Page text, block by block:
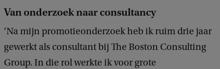
Van onderzoek naar consultancy
‘Na mijn promotieonderzoek heb ik ruim drie jaar
gewerkt als consultant bij The Boston Consulting
Group. In die rol werkte ik voor grote